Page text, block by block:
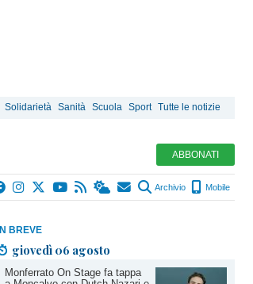
Solidarietà Sanità Scuola Sport Tutte le notizie
ABBONATI
Archivio Mobile
IN BREVE
giovedì 06 agosto
Monferrato On Stage fa tappa